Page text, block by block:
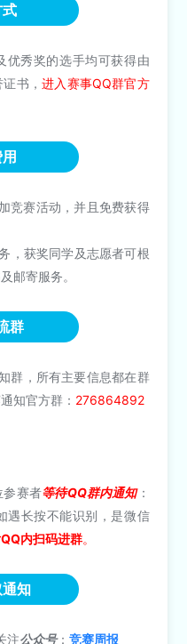
优秀奖的选手均可获得由
证书，进入赛事QQ群官方
竞赛活动，并且免费获得
，获奖同学及志愿者可根
邮寄服务。
群
群，所有主要信息都在群
知官方群： 276864892
参赛者等待QQ群内通知：
遇长按不能识别，是微信
内扫码进群。
知
注公众号： 竞赛周报